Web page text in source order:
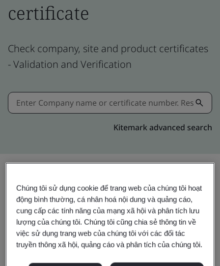
certificate
Check company, site and product certificates
- Validation and Verification
Kitemark advanced search
Chia sẻ:
ISO 50001:2018
Chúng tôi sử dụng cookie để trang web của chúng tôi hoạt
động bình thường, cá nhân hoá nội dung và quảng cáo,
cung cấp các tính năng của mạng xã hội và phân tích lưu
lượng của chúng tôi. Chúng tôi cũng chia sẻ thông tin về
việc sử dụng trang web của chúng tôi với các đối tác
truyền thông xã hội, quảng cáo và phân tích của chúng tôi.